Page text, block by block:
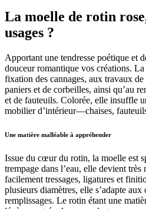
La moelle de rotin
usages ?
Apportant une tendresse poétique et
douceur romantique vos créations.
fixation des cannages, aux travaux
paniers et de corbeilles, ainsi qu’au
et de fauteuils. Colorée, elle insuffle
mobilier d’intérieur—chaises,
Une matière malléable à appréhender
Issue du cœur du rotin, la moelle est
trempage dans l’eau, elle devient
facilement tressages, ligatures et
plusieurs diamètres, elle s’adapte
remplissages. Le rotin étant une